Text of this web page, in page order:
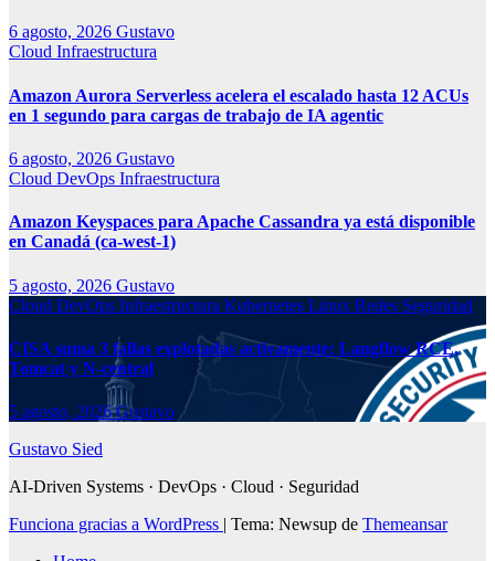
6 agosto, 2026 Gustavo
Cloud Infraestructura
Amazon Aurora Serverless acelera el escalado hasta 12 ACUs
en 1 segundo para cargas de trabajo de IA agentic
6 agosto, 2026 Gustavo
Cloud DevOps Infraestructura
Amazon Keyspaces para Apache Cassandra ya está disponible
en Canadá (ca-west-1)
5 agosto, 2026 Gustavo
Cloud DevOps Infraestructura Kubernetes Linux Redes Seguridad
CISA suma 3 fallas explotadas activamente: Langflow RCE,
Tomcat y N-central
5 agosto, 2026Gustavo
Gustavo Sied
AI-Driven Systems · DevOps · Cloud · Seguridad
Funciona gracias a WordPress | Tema: Newsup de Themeansar